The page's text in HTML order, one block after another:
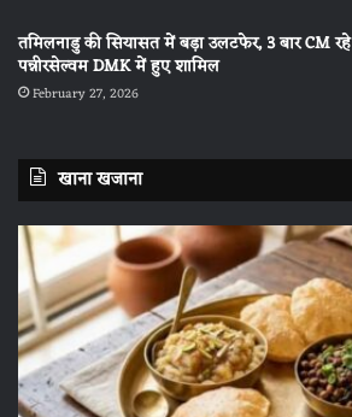
तमिलनाडु की सियासत में बड़ा उलटफेर, 3 बार CM रहे
पन्नीरसेल्वम DMK में हुए शामिल
February 27, 2026
खाना खजाना